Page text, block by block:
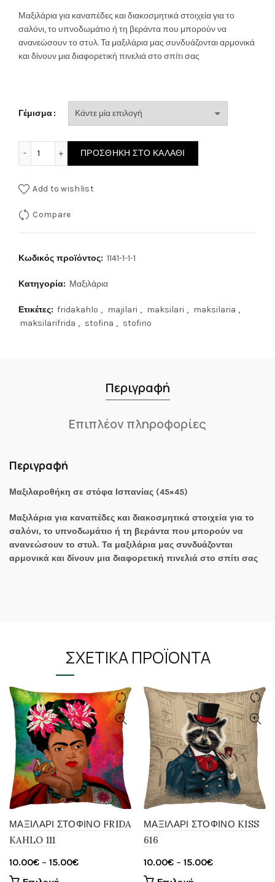
10.00€
through
Μαξιλάρια για καναπέδες και διακοσμητικά στοιχεία για το
σαλόνι, το υπνοδωμάτιο ή τη βεράντα που μπορούν να
ανανεώσουν το στυλ. Τα μαξιλάρια μας συνδυάζονται αρμονικά
και δίνουν μια διαφορετική πινελιά στο σπίτι σας
Γέμισμα
ΜΑΞΙΛΑΡΙ ΣΤΟΦΙΝΟ Dachshund General NEW KISS 1081
ΠΡΟΣΘΉΚΗ ΣΤΟ ΚΑΛΆΘΙ
Add to wishlist
Compare
Κωδικός προϊόντος: 1141-1-1-1
Κατηγορία: Μαξιλάρια
Ετικέτες: fridakahlo , majilari , maksilari , maksilaria ,
maksilarifrida , stofina , stofino
Περιγραφή
Επιπλέον πληροφορίες
Περιγραφή
Μαξιλαροθήκη σε στόφα Ισπανίας (45×45)
Μαξιλάρια για καναπέδες και διακοσμητικά στοιχεία για το
σαλόνι, το υπνοδωμάτιο ή τη βεράντα που μπορούν να
ανανεώσουν το στυλ. Τα μαξιλάρια μας συνδυάζονται
αρμονικά και δίνουν μια διαφορετική πινελιά στο σπίτι σας
ΣΧΕΤΙΚΆ ΠΡΟΪΌΝΤΑ
ΜΑΞΙΛΑΡΙ ΣΤΟΦΙΝΟ FRIDA
KAHLO 111
10.00€ – 15.00€Price
ΜΑΞΙΛΑΡΙ ΣΤΟΦΙΝΟ KISS
616
10.00€ – 15.00€Price